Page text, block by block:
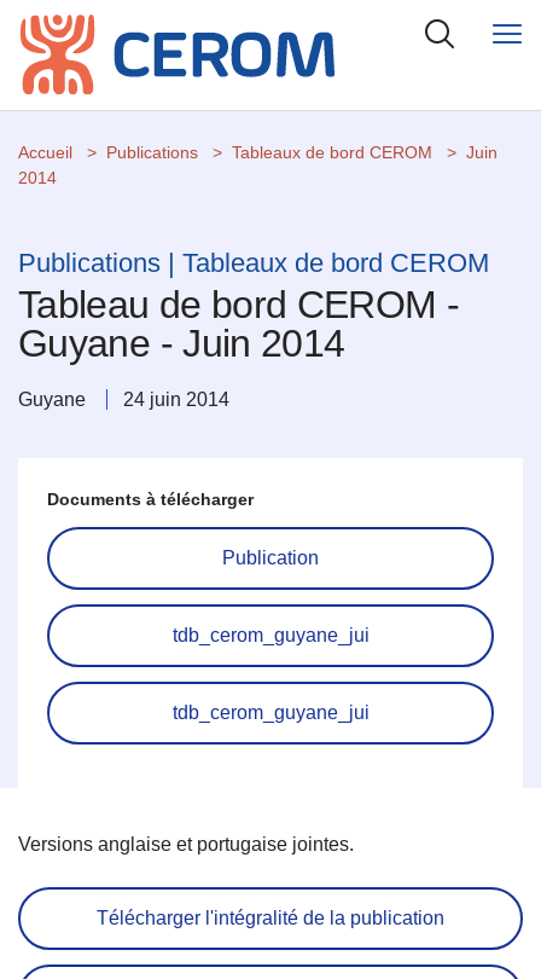
Accueil Publications Tableaux de bord CEROM
Juin
2014
Publications | Tableaux de bord CEROM
Tableau de bord CEROM -
Guyane - Juin 2014
Guyane 24 juin 2014
Documents à télécharger
Publication
tdb_cerom_guyane_jui
tdb_cerom_guyane_jui
Versions anglaise et portugaise jointes.
Télécharger l'intégralité de la publication